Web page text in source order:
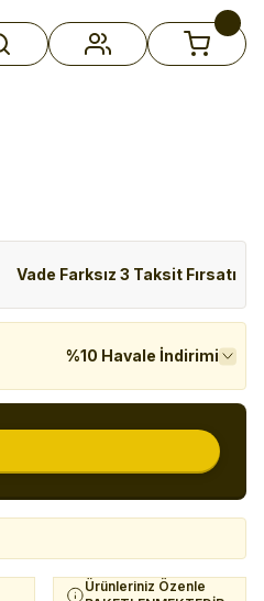
Vade Farksız 3 Taksit Fırsatı
%10 Havale İndirimi
Ürünleriniz Özenle